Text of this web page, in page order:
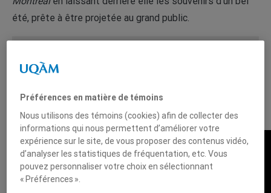
été, prête à être projetée au grand public.
Vous devez autoriser les témoins publicitaires pour
Préférences des témoins
Préférences en matière de témoins
Nous utilisons des témoins (cookies) afin de collecter des
informations qui nous permettent d’améliorer votre
expérience sur le site, de vous proposer des contenus vidéo,
d’analyser les statistiques de fréquentation, etc. Vous
pouvez personnaliser votre choix en sélectionnant
« Préférences ».